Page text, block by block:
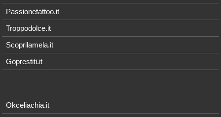
Passionetattoo.it
Troppodolce.it
Scoprilamela.it
Goprestiti.it
Okceliachia.it